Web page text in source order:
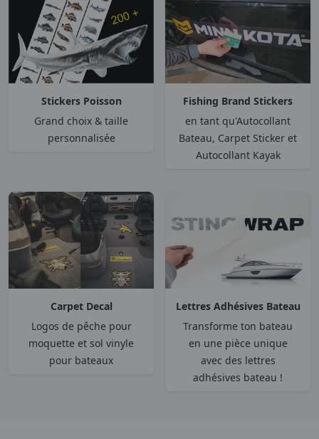
Stickers Poisson
Grand choix & taille
personnalisée
Fishing Brand Stickers
en tant qu'Autocollant
Bateau, Carpet Sticker et
Autocollant Kayak
Carpet Decal
Logos de pêche pour
moquette et sol vinyle
pour bateaux
Lettres Adhésives Bateau
Transforme ton bateau
en une pièce unique
avec des lettres
adhésives bateau !